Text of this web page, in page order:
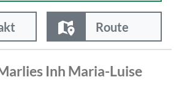
Route
Inh Maria-Luise